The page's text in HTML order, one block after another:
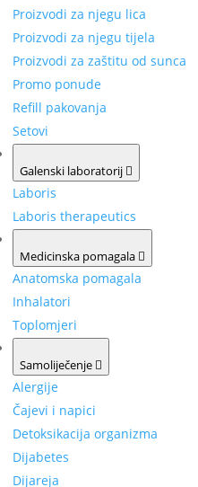
Proizvodi za njegu lica
Proizvodi za njegu tijela
Proizvodi za zaštitu od sunca
Promo ponude
Refill pakovanja
Setovi
Galenski laboratorij
Laboris
Laboris therapeutics
Medicinska pomagala
Anatomska pomagala
Inhalatori
Toplomjeri
Samoliječenje
Alergije
Čajevi i napici
Detoksikacija organizma
Dijabetes
Dijareja